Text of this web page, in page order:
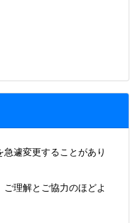
急遽変更することがあり
理解とご協力のほどよ